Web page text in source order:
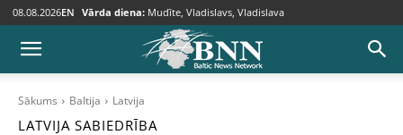
08.08.2026EN Vārda diena: Mudīte, Vladislavs, Vladislava
Sākums Baltija Latvija
LATVIJA SABIEDRĪBA